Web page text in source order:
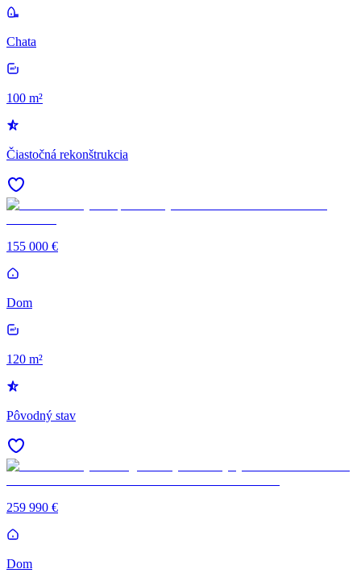
Chata
100 m²
Čiastočná rekonštrukcia
155 000 €
Dom
120 m²
Pôvodný stav
259 990 €
Dom